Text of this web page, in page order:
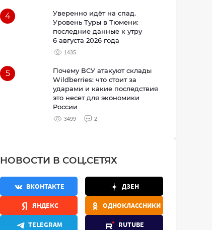
4
Уверенно идёт на спад.
Уровень Туры в Тюмени:
последние данные к утру
6 августа 2026 года
1435
5
Почему ВСУ атакуют склады
Wildberries: что стоит за
ударами и какие последствия
это несет для экономики
России
3499 2
НОВОСТИ В СОЦ.СЕТЯХ
ВКОНТАКТЕ ДЗЕН
ЯНДЕКС ОДНОКЛАССНИКИ
TELEGRAM RUTUBE